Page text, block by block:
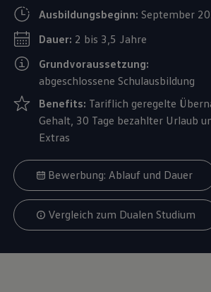
Ausbildungsbeginn: September
Dauer: 2 bis 3,5 Jahre
Grundvoraussetzung:
abgeschlossene Schulausbildung
Benefits: Tariflich geregelte
Gehalt, 30 Tage bezahlter Urlaub
Extras
Bewerbung: Ablauf und Dauer
Vergleich zum Dualen Studium